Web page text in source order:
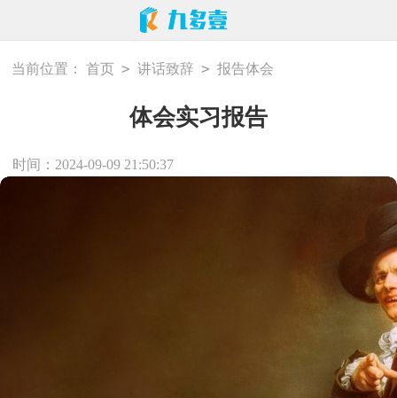
当前位置： 首页 > 讲话致辞 > 报告体会
体会实习报告
时间：2024-09-09 21:50:37